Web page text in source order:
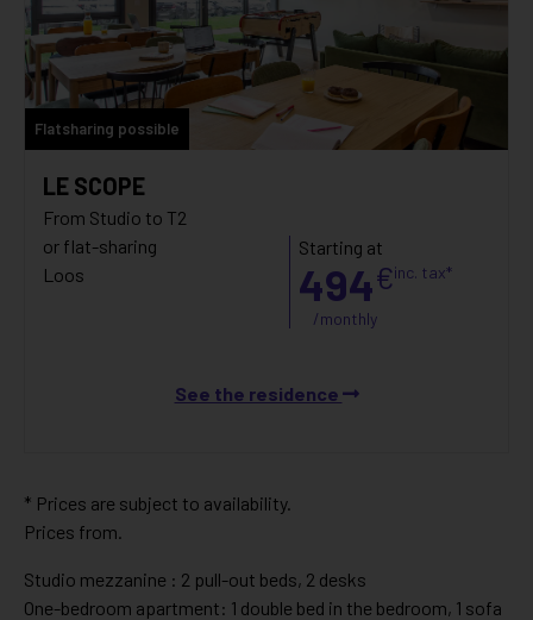
Flatsharing possible
LE SCOPE
From Studio to T2
or flat-sharing
Loos
Starting at
494€inc. tax*
/monthly
See the residence
* Prices are subject to availability.
Prices from.
Studio mezzanine : 2 pull-out beds, 2 desks
One-bedroom apartment: 1 double bed in the bedroom, 1 sofa